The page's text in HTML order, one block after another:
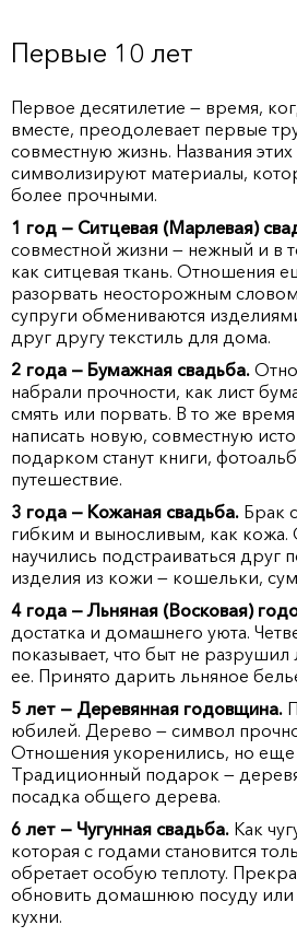
Первые 10 лет
Первое десятилетие — время,
вместе, преодолевает первые
совместную жизнь. Названия
символизируют материалы,
более прочными.
1 год — Ситцевая (Марлевая)
совместной жизни — нежный и в
как ситцевая ткань. Отношения
разорвать неосторожным
супруги обмениваются
друг другу текстиль для дома.
2 года — Бумажная свадьба.
набрали прочности, как лист
смять или порвать. В то же
написать новую, совместную
подарком станут книги,
путешествие.
3 года — Кожаная свадьба. Брак
гибким и выносливым, как кожа.
научились подстраиваться друг
изделия из кожи — кошельки,
4 года — Льняная (Восковая)
достатка и домашнего уюта.
показывает, что быт не
ее. Принято дарить льняное
5 лет — Деревянная годовщина.
юбилей. Дерево — символ
Отношения укоренились, но еще
Традиционный подарок —
посадка общего дерева.
6 лет — Чугунная свадьба. Как
которая с годами становится
обретает особую теплоту.
обновить домашнюю посуду или
кухни.